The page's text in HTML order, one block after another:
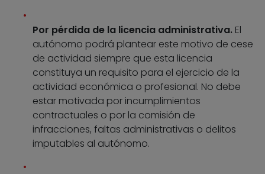
Por pérdida de la licencia administrativa. El
autónomo podrá plantear este motivo de cese
de actividad siempre que esta licencia
constituya un requisito para el ejercicio de la
actividad económica o profesional. No debe
estar motivada por incumplimientos
contractuales o por la comisión de
infracciones, faltas administrativas o delitos
imputables al autónomo.